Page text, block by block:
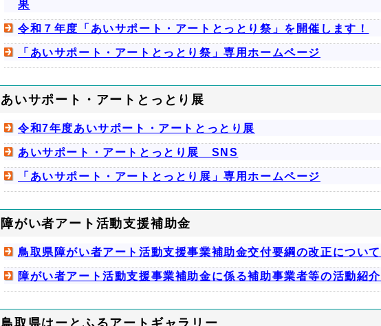
果
令和７年度「あいサポート・アートとっとり祭」を開催します！
「あいサポート・アートとっとり祭」専用ホームページ
あいサポート・アートとっとり展
令和7年度あいサポート・アートとっとり展
あいサポート・アートとっとり展 SNS
「あいサポート・アートとっとり展」専用ホームページ
障がい者アート活動支援補助金
鳥取県障がい者アート活動支援事業補助金交付要綱の改正について
障がい者アート活動支援事業補助金に係る補助事業者等の活動紹介
鳥取県はーとふるアートギャラリー